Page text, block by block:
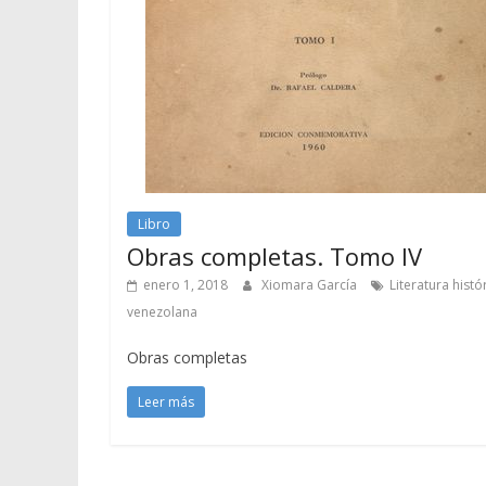
Libro
Obras completas. Tomo IV
enero 1, 2018 Xiomara García
Literatura
venezolana
Obras completas
Leer más